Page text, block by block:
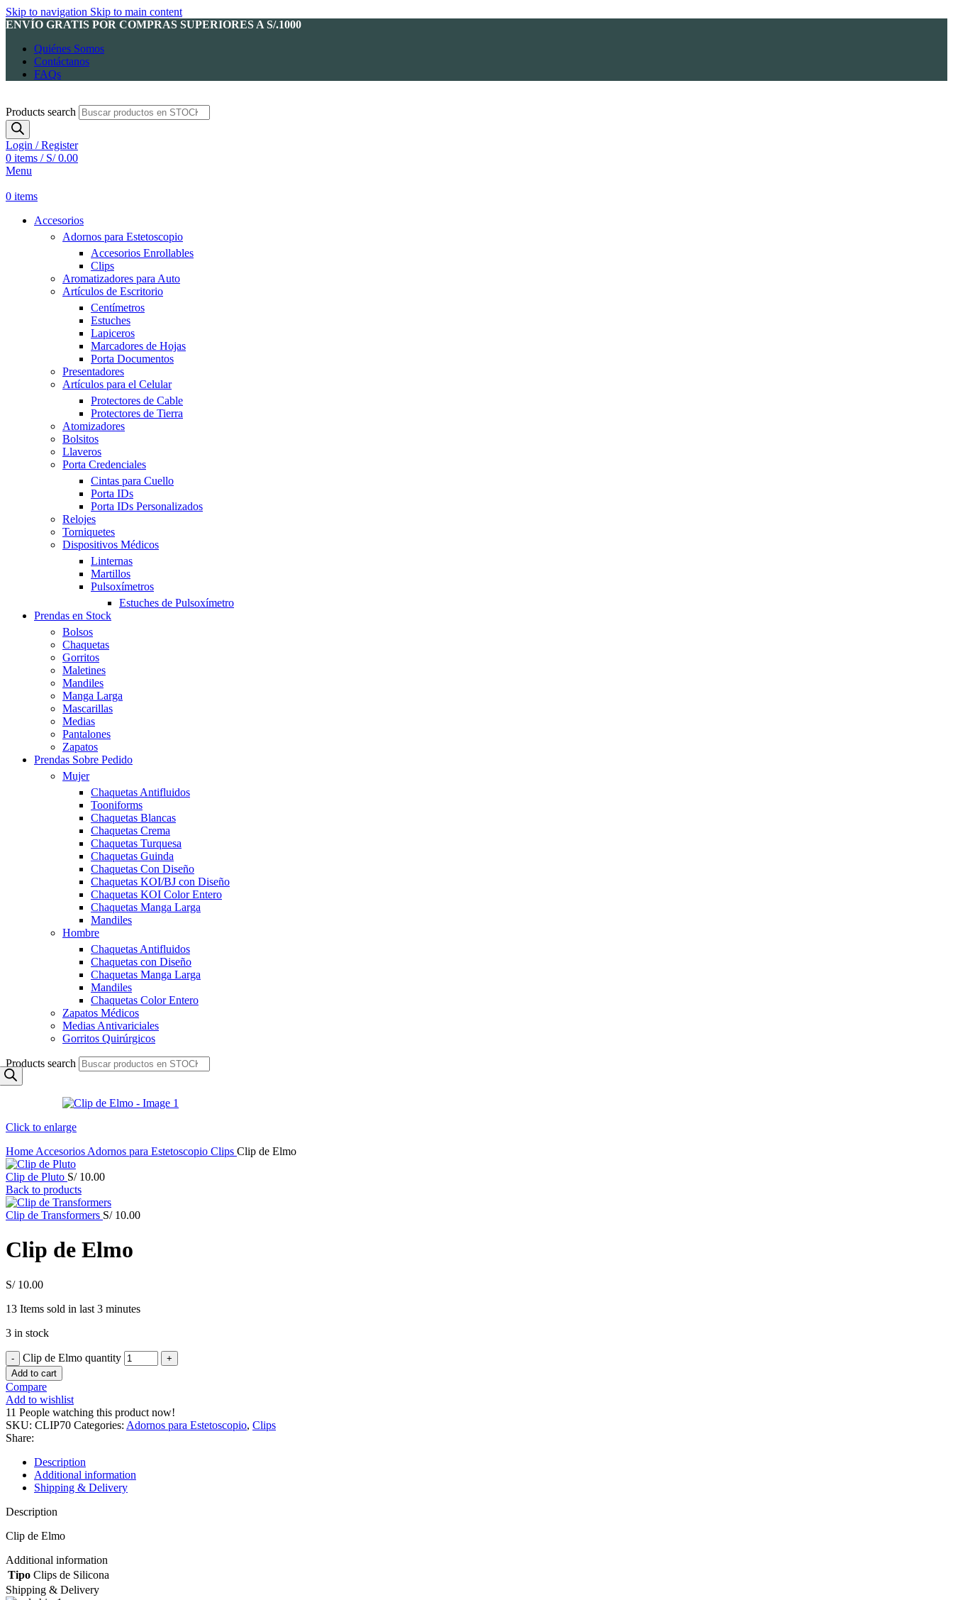
Skip to navigation Skip to main content
ENVÍO GRATIS POR COMPRAS SUPERIORES A S/.1000
Quiénes Somos
Contáctanos
FAQs
Products search
Login / Register
0 items / S/0.00
Menu
0 items
Accesorios
Adornos para Estetoscopio
Accesorios Enrollables
Clips
Aromatizadores para Auto
Artículos de Escritorio
Centímetros
Estuches
Lapiceros
Marcadores de Hojas
Porta Documentos
Presentadores
Artículos para el Celular
Protectores de Cable
Protectores de Tierra
Atomizadores
Bolsitos
Llaveros
Porta Credenciales
Cintas para Cuello
Porta IDs
Porta IDs Personalizados
Relojes
Torniquetes
Dispositivos Médicos
Linternas
Martillos
Pulsoxímetros
Estuches de Pulsoxímetro
Prendas en Stock
Bolsos
Chaquetas
Gorritos
Maletines
Mandiles
Manga Larga
Mascarillas
Medias
Pantalones
Zapatos
Prendas Sobre Pedido
Mujer
Chaquetas Antifluidos
Tooniforms
Chaquetas Blancas
Chaquetas Crema
Chaquetas Turquesa
Chaquetas Guinda
Chaquetas Con Diseño
Chaquetas KOI/BJ con Diseño
Chaquetas KOI Color Entero
Chaquetas Manga Larga
Mandiles
Hombre
Chaquetas Antifluidos
Chaquetas con Diseño
Chaquetas Manga Larga
Mandiles
Chaquetas Color Entero
Zapatos Médicos
Medias Antivariciales
Gorritos Quirúrgicos
Products search
Click to enlarge
Home Accesorios Adornos para Estetoscopio Clips Clip de Elmo
Clip de Pluto S/10.00
Back to products
Clip de Transformers S/10.00
Clip de Elmo
S/10.00
13 Items sold in last 3 minutes
3 in stock
Clip de Elmo quantity
Add to cart
Compare
Add to wishlist
11 People watching this product now!
SKU: CLIP70 Categories: Adornos para Estetoscopio, Clips
Share:
Description
Additional information
Shipping & Delivery
Description
Clip de Elmo
Additional information
Tipo Clips de Silicona
Shipping & Delivery